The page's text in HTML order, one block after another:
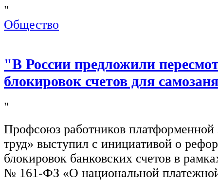
"
Общество
"В России предложили
блокировок счетов для
"
Профсоюз работников
труд» выступил с инициативой о
блокировок банковских счетов в
№ 161-ФЗ «О национальной